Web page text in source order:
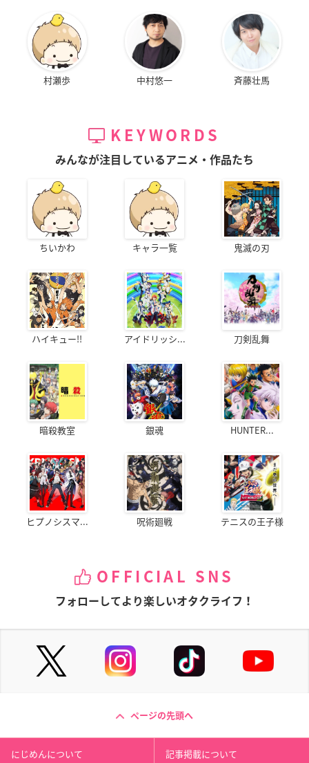
村瀬歩 中村悠一 斉藤壮馬
KEYWORDS
みんなが注目しているアニメ・作品たち
ちいかわ キャラ一覧 鬼滅の刃
ハイキュー!! アイドリッシ... 刀剣乱舞
暗殺教室 銀魂 HUNTER...
ヒプノシスマ... 呪術廻戦 テニスの王子様
OFFICIAL SNS
フォローしてより楽しいオタクライフ！
ページの先頭へ
にじめんについて 記事掲載について